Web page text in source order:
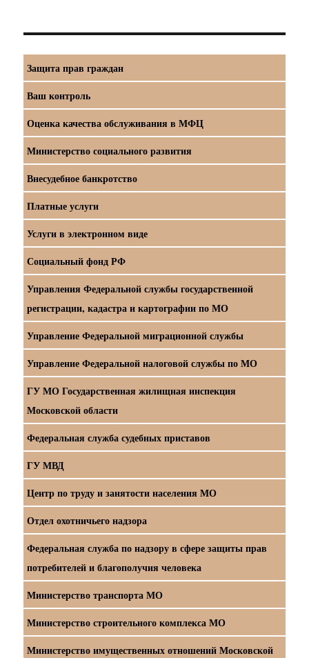
Защита прав граждан
Ваш контроль
Оценка качества обслуживания в МФЦ
Министерство социального развития
Внесудебное банкротство
Платные услуги
Услуги в электронном виде
Социальный фонд РФ
Управления Федеральной службы государственной
регистрации, кадастра и картографии по МО
Управление Федеральной миграционной службы
Управление Федеральной налоговой службы по МО
ГУ МО Государственная жилищная инспекция
Московской области
Федеральная служба судебных приставов
ГУ МВД
Центр по труду и занятости населения МО
Отдел охотничьего надзора
Федеральная служба по надзору в сфере защиты прав
потребителей и благополучия человека
Министерство транспорта МО
Министерство строительного комплекса МО
Министерство имущественных отношений Московской